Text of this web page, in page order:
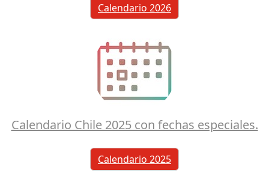
Calendario 2026
Calendario Chile 2025 con fechas especiales.
Calendario 2025